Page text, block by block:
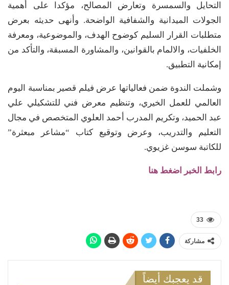
التحايل والسمسرة وتعارض المصالح، مؤكدا على أهمية
الجولات الميدانية والشفافية الواضحة. وأنهى حديثه بعرض
متطلبات القرار السليم كوضوح الهدف، والموضوعية، ومعرفة
الخلفيات، والالمام بالقوانين، والمشاورة المسبقة، والتأكد من
إمكانية التطبيق.
وشملت الندوة ضمن فعالياتها عرض فيلم قصير بمناسبة اليوم
العالمي للعمل الخيري، وتنظيم معرض فني للتشكيلي علي
عبد الحميد، وتكريم المدرب أحمد العلوي المتخصص في مجال
التعليم والتدريب، وعرض وتوقيع كتاب “مشاعر مبعثرة”
للكاتبة سوسن غزيوي.
رابط الخبر اضغط هنا
33
مشاركة
قد يعجبك أيضاً